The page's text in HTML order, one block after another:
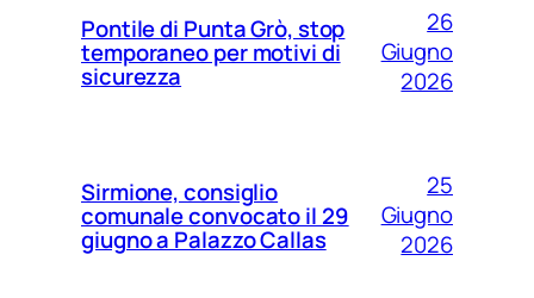
Pontile di Punta Grò, stop
temporaneo per motivi di
sicurezza
26
Giugno
2026
Sirmione, consiglio
comunale convocato il 29
giugno a Palazzo Callas
25
Giugno
2026